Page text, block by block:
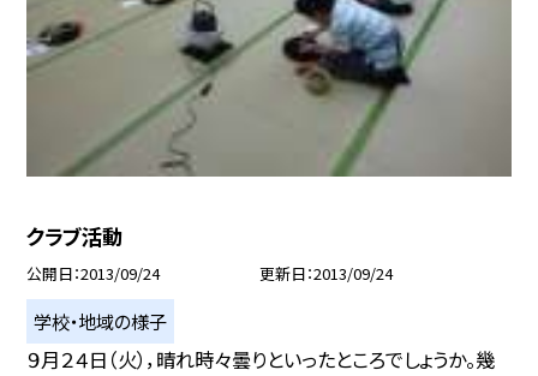
クラブ活動
公開日 2013/09/24 更新日 2013/09/24
学校・地域の様子
９月２４日（火），晴れ時々曇りといったところでしょうか。幾